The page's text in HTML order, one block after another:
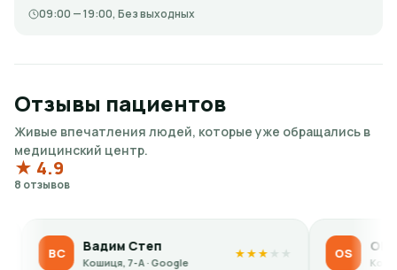
09:00 — 19:00, Без выходных
Отзывы пациентов
Живые впечатления людей, которые уже обращались в
медицинский центр.
★ 4.9
8 отзывов
Вадим Степ
Кошиця, 7-А · Google
OS Olga
Кошиця, 7-А ·